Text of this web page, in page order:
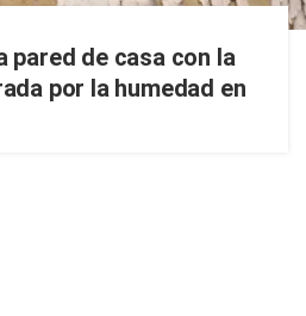
pared de casa con la
por la humedad en